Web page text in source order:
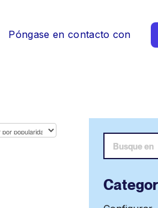
Póngase en contacto con